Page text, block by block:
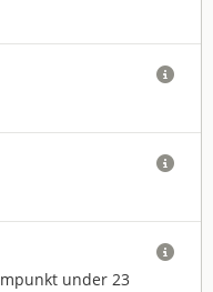


under 23
